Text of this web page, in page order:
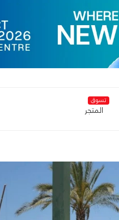
تسوق
المتجر